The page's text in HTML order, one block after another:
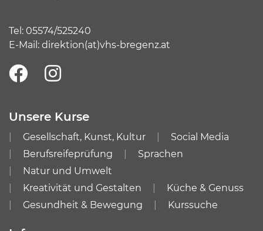
Tel: 05574/525240
E-Mail: direktion(at)vhs-bregenz.at
Unsere Kurse
Gesellschaft, Kunst, Kultur
Social Media
Berufsreifeprüfung
Sprachen
Natur und Umwelt
Kreativität und Gestalten
Küche & Genuss
Gesundheit & Bewegung
Kurssuche